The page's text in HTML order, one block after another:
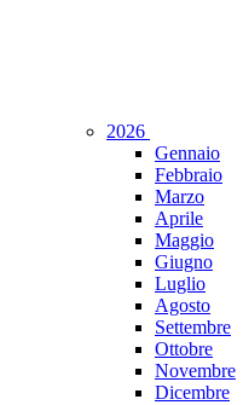
2026
Gennaio
Febbraio
Marzo
Aprile
Maggio
Giugno
Luglio
Agosto
Settembre
Ottobre
Novembre
Dicembre